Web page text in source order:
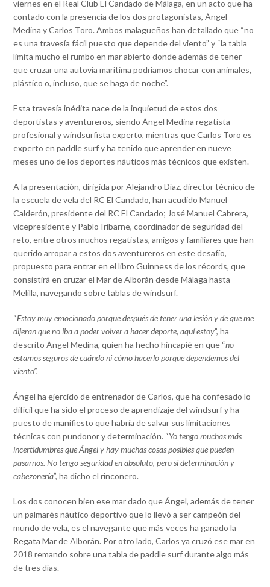
viernes en el Real Club El Candado de Málaga, en un acto que ha
contado con la presencia de los dos protagonistas, Ángel
Medina y Carlos Toro. Ambos malagueños han detallado que “no
es una travesía fácil puesto que depende del viento” y “la tabla
limita mucho el rumbo en mar abierto donde además de tener
que cruzar una autovía marítima podríamos chocar con animales,
plástico o, incluso, que se haga de noche”.
Esta travesía inédita nace de la inquietud de estos dos
deportistas y aventureros, siendo Ángel Medina regatista
profesional y windsurfista experto, mientras que Carlos Toro es
experto en paddle surf y ha tenido que aprender en nueve
meses uno de los deportes náuticos más técnicos que existen.
A la presentación, dirigida por Alejandro Díaz, director técnico de
la escuela de vela del RC El Candado, han acudido Manuel
Calderón, presidente del RC El Candado; José Manuel Cabrera,
vicepresidente y Pablo Iribarne, coordinador de seguridad del
reto, entre otros muchos regatistas, amigos y familiares que han
querido arropar a estos dos aventureros en este desafío,
propuesto para entrar en el libro Guinness de los récords, que
consistirá en cruzar el Mar de Alborán desde Málaga hasta
Melilla, navegando sobre tablas de windsurf.
“Estoy muy emocionado porque después de tener una lesión y de que me
dijeran que no iba a poder volver a hacer deporte, aquí estoy”, ha
descrito Ángel Medina, quien ha hecho hincapié en que “no
estamos seguros de cuándo ni cómo hacerlo porque dependemos del
viento”.
Ángel ha ejercido de entrenador de Carlos, que ha confesado lo
difícil que ha sido el proceso de aprendizaje del windsurf y ha
puesto de manifiesto que habría de salvar sus limitaciones
técnicas con pundonor y determinación. “Yo tengo muchas más
incertidumbres que Ángel y hay muchas cosas posibles que pueden
pasarnos. No tengo seguridad en absoluto, pero sí determinación y
cabezonería”, ha dicho el rinconero.
Los dos conocen bien ese mar dado que Ángel, además de tener
un palmarés náutico deportivo que lo llevó a ser campeón del
mundo de vela, es el navegante que más veces ha ganado la
Regata Mar de Alborán. Por otro lado, Carlos ya cruzó ese mar en
2018 remando sobre una tabla de paddle surf durante algo más
de tres días.